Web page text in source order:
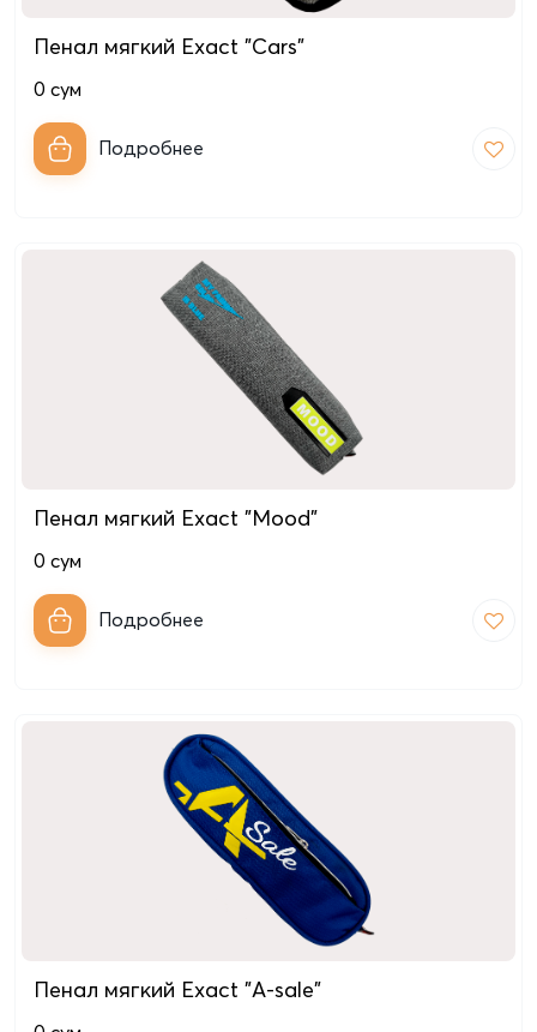
Пенал мягкий Exact "Cars"
0 сум
Подробнее
Пенал мягкий Exact "Mood"
0 сум
Подробнее
Пенал мягкий Exact "A-sale"